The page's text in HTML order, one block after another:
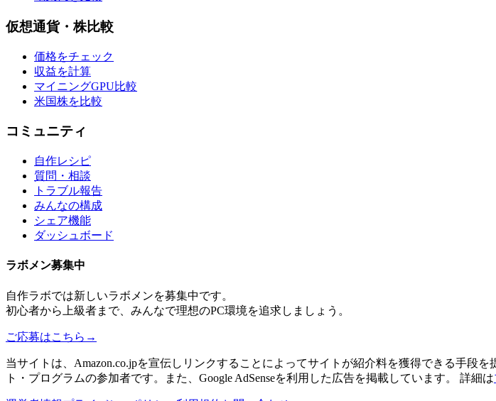
仮想通貨・株比較
価格をチェック
収益を計算
マイニングGPU比較
米国株を比較
コミュニティ
自作レシピ
質問・相談
トラブル報告
みんなの構成
シェア機能
ダッシュボード
ラボメン募集中
自作ラボでは新しいラボメンを募集中です。
初心者から上級者まで、みんなで理想のPC環境を追求しましょう。
ご応募はこちら →
当サイトは、Amazon.co.jpを宣伝しリンクすることによってサイトが紹介料を獲得できる手段
ト・プログラムの参加者です。また、Google AdSenseを利用した広告を掲載しています。 詳細は